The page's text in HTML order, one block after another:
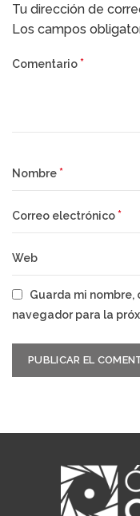
Tu dirección de
Los campos
Comentario*
Nombre*
Correo electrónico*
Web
Guarda mi
navegador para la
Alternative: